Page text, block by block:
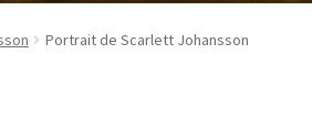
CommandeContact Mentions légales
Portrait de Scarlett Johansson